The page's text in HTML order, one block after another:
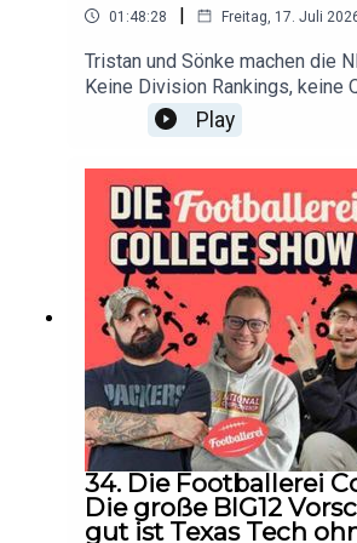
01:48:28 | Freitag, 17. Juli
Tristan und Sönke machen die
Keine Division Rankings, keine
Analysen. Sondern: Was sind
diese Saison beherrschen
Saison ein Filmplakat verdient:
Taglines der Teams?
Play
34. Die Footballerei
Die große BIG12
gut ist Texas Tech